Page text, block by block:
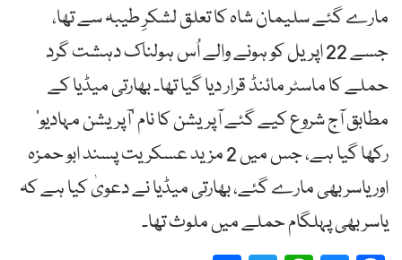
مارے گئے سلیمان شاہ کا تعلق لشکرِ طیبہ سے تھا،
جسے 22 اپریل کو ہونے والے اُس ہولناک دہشت گرد
حملے کا ماسٹر مائنڈ قرار دیا گیا تھا۔ بھارتی میڈیا کے
مطابق آج شروع کیے گئے آپریشن کا نام ’آپریشن مہادیو‘
رکھا گیا ہے، جس میں 2 مزید عسکریت پسند ابو حمزہ
اور یاسر بھی مارے گئے، بھارتی میڈیا نے دعویٰ کیا ہے کہ
یاسر بھی پہلگام حملے میں ملوث تھا۔